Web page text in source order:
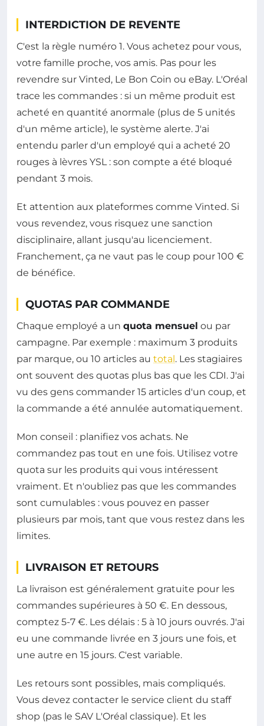
INTERDICTION DE REVENTE
C'est la règle numéro 1. Vous achetez pour vous,
votre famille proche, vos amis. Pas pour les
revendre sur Vinted, Le Bon Coin ou eBay. L'Oréal
trace les commandes : si un même produit est
acheté en quantité anormale (plus de 5 unités
d'un même article), le système alerte. J'ai
entendu parler d'un employé qui a acheté 20
rouges à lèvres YSL : son compte a été bloqué
pendant 3 mois.
Et attention aux plateformes comme Vinted. Si
vous revendez, vous risquez une sanction
disciplinaire, allant jusqu'au licenciement.
Franchement, ça ne vaut pas le coup pour 100 €
de bénéfice.
QUOTAS PAR COMMANDE
Chaque employé a un quota mensuel ou par
campagne. Par exemple : maximum 3 produits
par marque, ou 10 articles au total. Les stagiaires
ont souvent des quotas plus bas que les CDI. J'ai
vu des gens commander 15 articles d'un coup, et
la commande a été annulée automatiquement.
Mon conseil : planifiez vos achats. Ne
commandez pas tout en une fois. Utilisez votre
quota sur les produits qui vous intéressent
vraiment. Et n'oubliez pas que les commandes
sont cumulables : vous pouvez en passer
plusieurs par mois, tant que vous restez dans les
limites.
LIVRAISON ET RETOURS
La livraison est généralement gratuite pour les
commandes supérieures à 50 €. En dessous,
comptez 5-7 €. Les délais : 5 à 10 jours ouvrés. J'ai
eu une commande livrée en 3 jours une fois, et
une autre en 15 jours. C'est variable.
Les retours sont possibles, mais compliqués.
Vous devez contacter le service client du staff
shop (pas le SAV L'Oréal classique). Et les